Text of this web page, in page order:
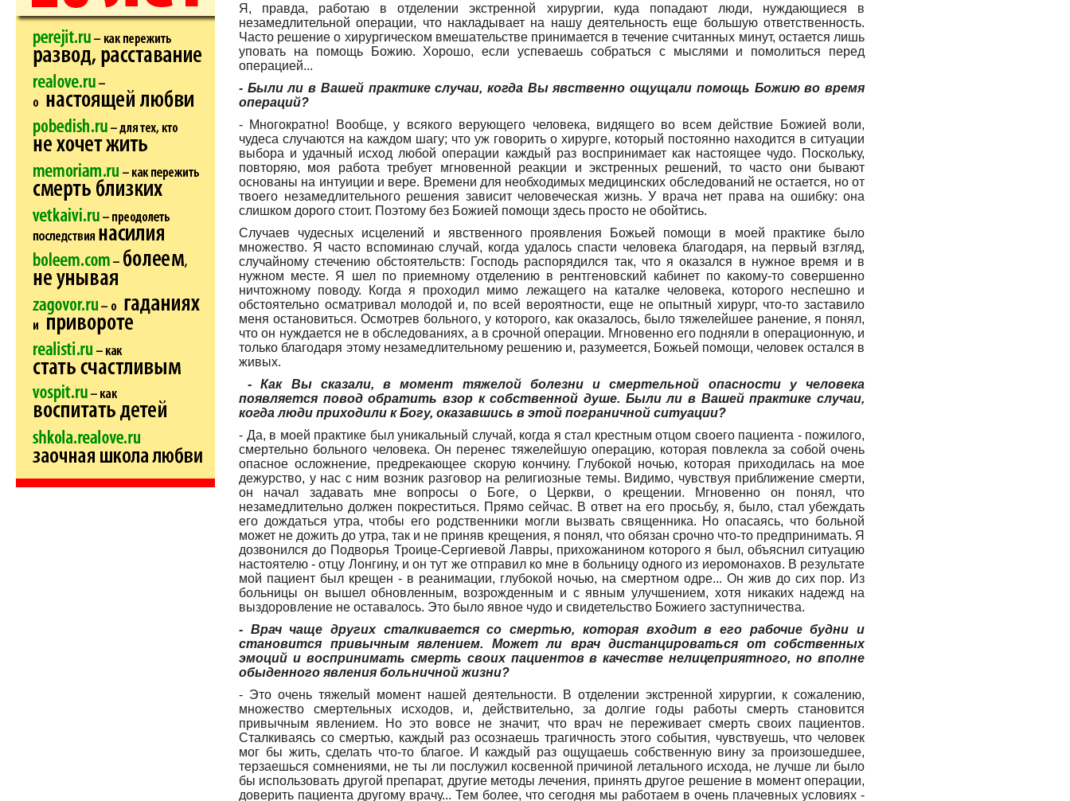
Я, правда, работаю в отделении экстренной хирургии, куда попадают люди, нуждающиеся в
незамедлительной операции, что накладывает на нашу деятельность еще большую ответственность.
Часто решение о хирургическом вмешательстве принимается в течение считанных минут, остается лишь
уповать на помощь Божию. Хорошо, если успеваешь собраться с мыслями и помолиться перед
операцией...
- Были ли в Вашей практике случаи, когда Вы явственно ощущали помощь Божию во время
операций?
- Многократно! Вообще, у всякого верующего человека, видящего во всем действие Божией воли,
чудеса случаются на каждом шагу; что уж говорить о хирурге, который постоянно находится в ситуации
выбора и удачный исход любой операции каждый раз воспринимает как настоящее чудо. Поскольку,
повторяю, моя работа требует мгновенной реакции и экстренных решений, то часто они бывают
основаны на интуиции и вере. Времени для необходимых медицинских обследований не остается, но от
твоего незамедлительного решения зависит человеческая жизнь. У врача нет права на ошибку: она
слишком дорого стоит. Поэтому без Божией помощи здесь просто не обойтись.
Случаев чудесных исцелений и явственного проявления Божьей помощи в моей практике было
множество. Я часто вспоминаю случай, когда удалось спасти человека благодаря, на первый взгляд,
случайному стечению обстоятельств: Господь распорядился так, что я оказался в нужное время и в
нужном месте. Я шел по приемному отделению в рентгеновский кабинет по какому-то совершенно
ничтожному поводу. Когда я проходил мимо лежащего на каталке человека, которого неспешно и
обстоятельно осматривал молодой и, по всей вероятности, еще не опытный хирург, что-то заставило
меня остановиться. Осмотрев больного, у которого, как оказалось, было тяжелейшее ранение, я понял,
что он нуждается не в обследованиях, а в срочной операции. Мгновенно его подняли в операционную, и
только благодаря этому незамедлительному решению и, разумеется, Божьей помощи, человек остался в
живых.
- Как Вы сказали, в момент тяжелой болезни и смертельной опасности у человека
появляется повод обратить взор к собственной душе. Были ли в Вашей практике случаи,
когда люди приходили к Богу, оказавшись в этой пограничной ситуации?
- Да, в моей практике был уникальный случай, когда я стал крестным отцом своего пациента - пожилого,
смертельно больного человека. Он перенес тяжелейшую операцию, которая повлекла за собой очень
опасное осложнение, предрекающее скорую кончину. Глубокой ночью, которая приходилась на мое
дежурство, у нас с ним возник разговор на религиозные темы. Видимо, чувствуя приближение смерти,
он начал задавать мне вопросы о Боге, о Церкви, о крещении. Мгновенно он понял, что
незамедлительно должен покреститься. Прямо сейчас. В ответ на его просьбу, я, было, стал убеждать
его дождаться утра, чтобы его родственники могли вызвать священника. Но опасаясь, что больной
может не дожить до утра, так и не приняв крещения, я понял, что обязан срочно что-то предпринимать. Я
дозвонился до Подворья Троице-Сергиевой Лавры, прихожанином которого я был, объяснил ситуацию
настоятелю - отцу Лонгину, и он тут же отправил ко мне в больницу одного из иеромонахов. В результате
мой пациент был крещен - в реанимации, глубокой ночью, на смертном одре... Он жив до сих пор. Из
больницы он вышел обновленным, возрожденным и с явным улучшением, хотя никаких надежд на
выздоровление не оставалось. Это было явное чудо и свидетельство Божиего заступничества.
- Врач чаще других сталкивается со смертью, которая входит в его рабочие будни и
становится привычным явлением. Может ли врач дистанцироваться от собственных
эмоций и воспринимать смерть своих пациентов в качестве нелицеприятного, но вполне
обыденного явления больничной жизни?
- Это очень тяжелый момент нашей деятельности. В отделении экстренной хирургии, к сожалению,
множество смертельных исходов, и, действительно, за долгие годы работы смерть становится
привычным явлением. Но это вовсе не значит, что врач не переживает смерть своих пациентов.
Сталкиваясь со смертью, каждый раз осознаешь трагичность этого события, чувствуешь, что человек
мог бы жить, сделать что-то благое. И каждый раз ощущаешь собственную вину за произошедшее,
терзаешься сомнениями, не ты ли послужил косвенной причиной летального исхода, не лучше ли было
бы использовать другой препарат, другие методы лечения, принять другое решение в момент операции,
доверить пациента другому врачу... Тем более, что сегодня мы работаем в очень плачевных условиях -